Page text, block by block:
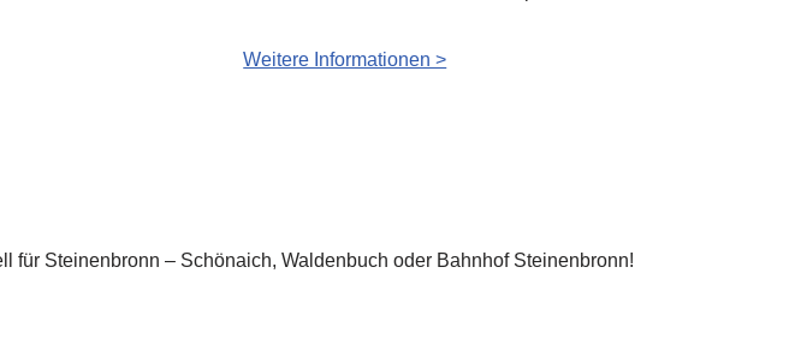
Weitere Informationen >
Steinenbronn – Schönaich, Waldenbuch oder Bahnhof Steinenbronn!